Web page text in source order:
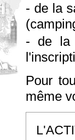
- de la
- de la
Pour
même